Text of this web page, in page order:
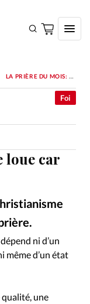
LA PRIÈRE DU MOIS: «JE TE LOUE CAR J’AI CONFIANCE EN TOI»
loue car
Foi
ni d’un
même d’un état
qualité, une